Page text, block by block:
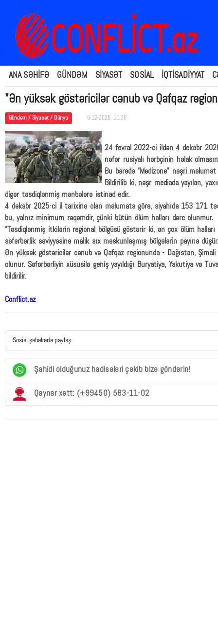
ANA SƏHİFƏ GÜNDƏM SİYASƏT SOSİAL İQTİSADİYYAT
"Ən yüksək göstəricilər cənub və Qafqaz
Gündəm / Siyasət / Dünya 6-12-2025, 11:30
24 fevral 2022-ci ildən 4 dekabr
nəfər rusiyalı hərbçinin həlak
Bu barədə “Medizone” nəşri məlumat
Bildirilib ki, nəşr mediada yayılan,
digər təsdiqlənmiş mənbələrə istinad edir.
4 dekabr 2025-ci il tarixinə olan məlumata görə, siyahıda 153 171
bu, yalnız minimum rəqəmdir, çünki bütün ölüm halları dərc olunmur.
“Təsdiqlənmiş itkilərin regional bölgüsü göstərir ki, ən çox ölüm
səfərbərlik səviyyəsinə malik sıx məskunlaşmış bölgələrin payına
Ən yüksək göstəricilər cənub və Qafqaz regionunda - Dağıstan,
olunur. Səfərbərliyin xüsusilə geniş yayıldığı Buryatiya, Yakutiya və
bildirilir.
Conflict.az
Sosial şəbəkədə paylaş
Şahidi olduğunuz hadisələri çəkib bizə göndərin!
Qaynar xətt: (+99450) 583-11-02